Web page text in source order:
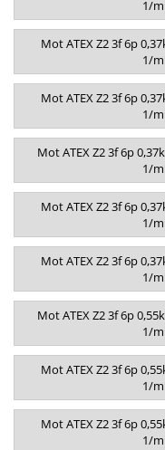
1/
Mot ATEX Z2 3f 6p
1/
Mot ATEX Z2 3f 6p
1/
Mot ATEX Z2 3f 6p
1/
Mot ATEX Z2 3f 6p
1/
Mot ATEX Z2 3f 6p
1/
Mot ATEX Z2 3f 6p
1/
Mot ATEX Z2 3f 6p
1/
Mot ATEX Z2 3f 6p
1/